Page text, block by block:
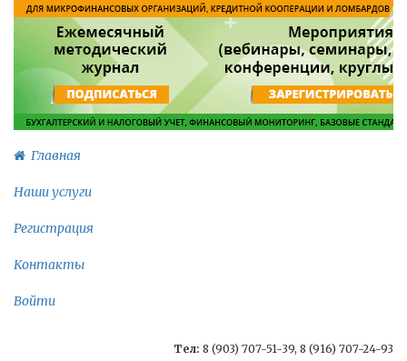
Главная
Наши услуги
Регистрация
Контакты
Войти
Тел: 8 (903) 707-51-39, 8 (916) 707-24-93